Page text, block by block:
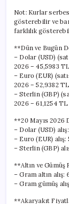
Not: Kurlar
gösterebilir ve
farklılık
**Dün ve Bugün
– Dolar (USD)
2026 – 45,5983
– Euro (EUR)
2026 – 52,9382
– Sterlin (GBP)
2026 – 61,1254
**20 Mayıs 2026
– Dolar (USD)
– Euro (EUR)
– Sterlin (GBP)
**Altın ve Gümüş
– Gram altın alış:
– Gram gümüş
**Akaryakıt